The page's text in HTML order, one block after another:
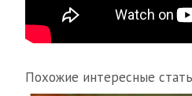
Похожие интересные